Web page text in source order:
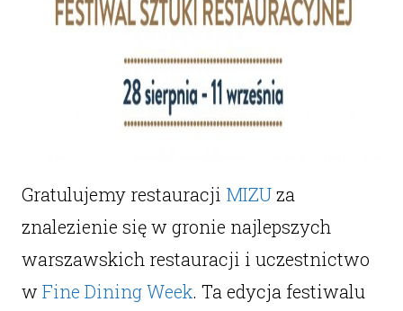
Gratulujemy restauracji MIZUza
znalezienie się w gronie najlepszych
warszawskich restauracji i uczestnictwo
w Fine Dining Week. Ta edycja festiwalu